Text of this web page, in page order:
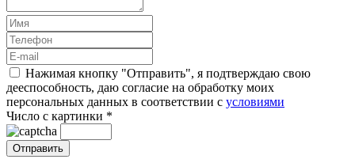
Нажимая кнопку "Отправить", я подтверждаю свою
дееспособность, даю согласие на обработку моих
персональных данных в соответствии с условиями
Число с картинки *